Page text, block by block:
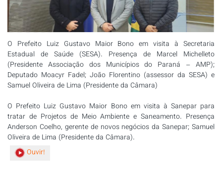
O Prefeito Luiz Gustavo Maior Bono em visita à Secretaria
Estadual de Saúde (SESA). Presença de Marcel Michelleto
(Presidente Associação dos Municípios do Paraná – AMP);
Deputado Moacyr Fadel; João Florentino (assessor da SESA) e
Samuel Oliveira de Lima (Presidente da Câmara)
O Prefeito Luiz Gustavo Maior Bono em visita à Sanepar para
tratar de Projetos de Meio Ambiente e Saneamento. Presença
Anderson Coelho, gerente de novos negócios da Sanepar; Samuel
Oliveira de Lima (Presidente da Câmara).
Ouvir!